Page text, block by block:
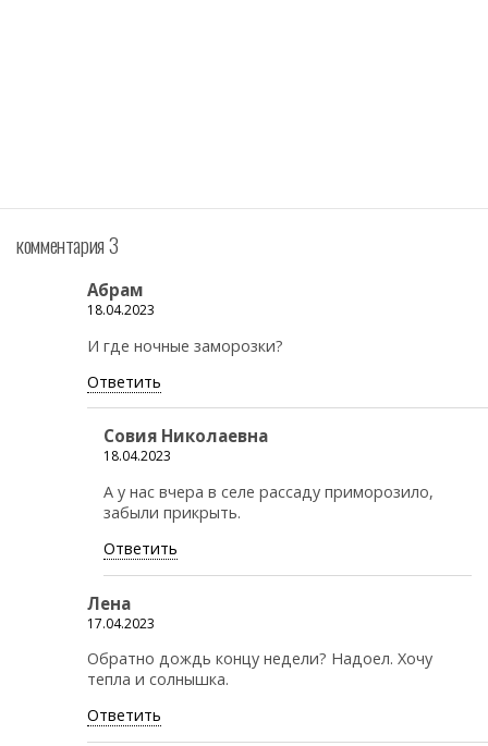
комментария 3
Абрам
18.04.2023
И где ночные заморозки?
Ответить
Совия Николаевна
18.04.2023
А у нас вчера в селе рассаду приморозило,
забыли прикрыть.
Ответить
Лена
17.04.2023
Обратно дождь концу недели? Надоел. Хочу
тепла и солнышка.
Ответить